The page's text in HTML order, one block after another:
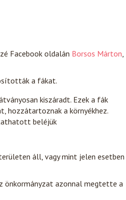
Facebook oldalán Borsos Márton,
a fákat.
kiszáradt. Ezek a fák
hozzátartoznak a környékhez.
beléjük
áll, vagy mint jelen esetben
önkormányzat azonnal megtette a